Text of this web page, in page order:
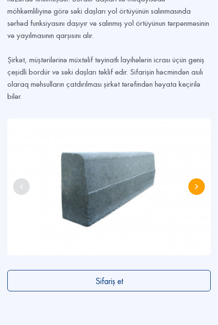
möhkəmliliyinə görə səki daşları yol örtüyünün salınmasında
sərhəd funksiyasını daşıyır və salınmış yol örtüyünun tərpənməsinin
və yayılmasının qarşısını alır.
Şirkət, müştərilərinə müxtəlif təyinatlı layihələrin icrası üçün geniş
çeşidli bordür və səki daşları təklif edir. Sifarişin həcmindən asılı
olaraq məhsulların çatdırılması şirkət tərəfindən həyata keçirilə
bilər.
Sifariş et